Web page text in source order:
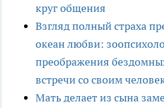
круг общения
Взгляд полный страха
океан любви:
преображения
встречи со своим
Мать делает из сына